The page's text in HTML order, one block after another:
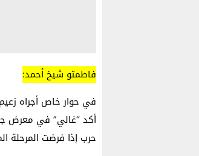
فاطمتو شيخ أحمد:
في حوار خاص أجراه زعيم
أكد “غالي” في معرض
حرب إذا فرضت المرحلة